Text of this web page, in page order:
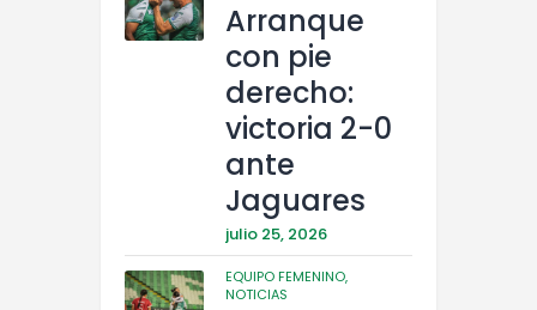
Arranque
con pie
derecho:
victoria 2-0
ante
Jaguares
julio 25, 2026
EQUIPO FEMENINO,
NOTICIAS